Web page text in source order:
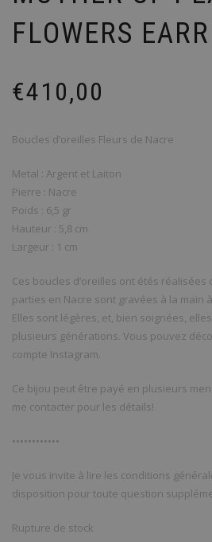
FLOWERS
€410,00
Boucles d’oreilles Fleurs de Nacre
Metal : Argent et Laiton
Pierre : Nacre
Poids : 6,5 gr
Hauteur : 5,8 cm
Largeur : 1 cm
Ces boucles d’oreilles ont étés
parties en Nacre sont gravées à la main
Elles sont légères, et, bien soignées,
plusieurs générations. Vous pouvez
compte Instagram.
Ce bijou peut être payé en plusieurs
me contacter pour les détails!
••••••••••••
Je vous invite à lire les conditions
disposition pour toute question
Rupture de stock